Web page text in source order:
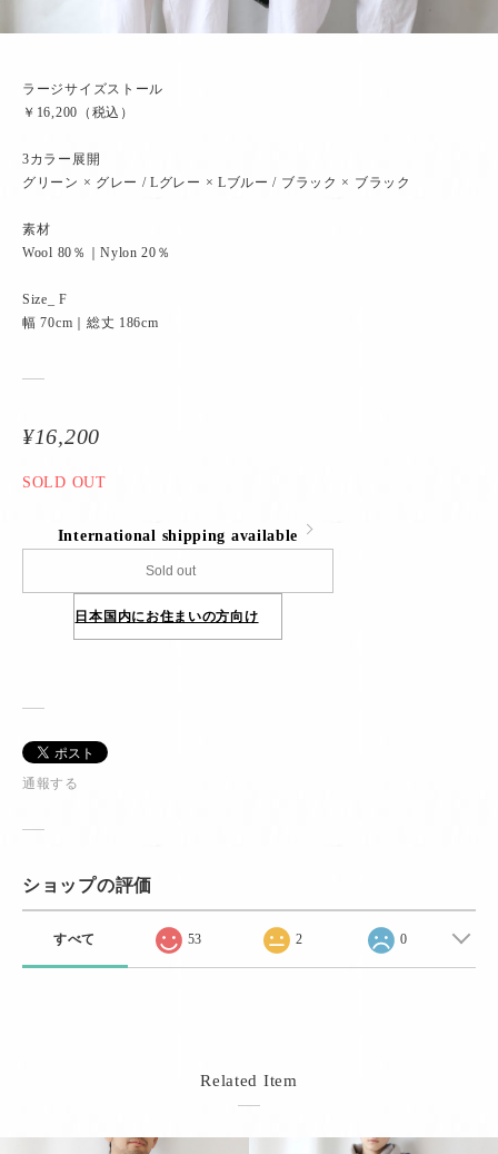
ラージサイズストール
￥16,200（税込）
3カラー展開
グリーン × グレー / Lグレー × Lブルー / ブラック × ブラック
素材
Wool 80％｜Nylon 20％
Size_ F
幅 70cm｜総丈 186cm
¥16,200
SOLD OUT
International shipping available
Sold out
日本国内にお住まいの方向け
通報する
ショップの評価
すべて 53 2 0
Related Item